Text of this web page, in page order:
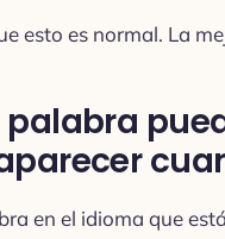
esto es normal. La
palabra
en el idioma que